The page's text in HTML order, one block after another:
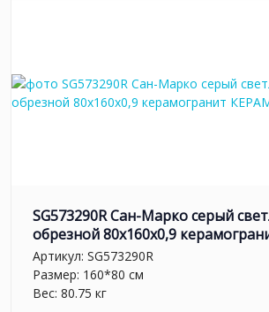
SG573290R Сан-Марко серый
обрезной 80x160x0,9
Артикул: SG573290R
Размер: 160*80 см
Вес: 80.75 кг